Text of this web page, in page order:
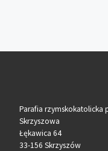
Parafia rzymskokatolicka
Skrzyszowa
Łękawica 64
33-156 Skrzyszów